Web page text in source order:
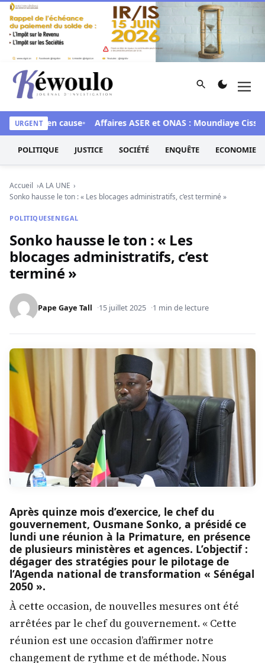
Aller au contenu
Kéwoulo, le premier site d'information et d'investigation
Rechercher
URGENT
mis en cause Affaires ASER et ONAS : Moundiaye Cissé
POLITIQUE JUSTICE SOCIÉTÉ ENQUÊTE ECONOMIE
Accueil
A LA UNE
Sonko hausse le ton : « Les blocages administratifs, c’est terminé »
POLITIQUESENEGAL
Sonko hausse le ton : « Les
blocages administratifs, c’est
terminé »
Pape Gaye Tall 15 juillet 2025 1 min de lecture
Après quinze mois d’exercice, le chef du
gouvernement, Ousmane Sonko, a présidé ce
lundi une réunion à la Primature, en présence
de plusieurs ministères et agences. L’objectif :
dégager des stratégies pour le pilotage de
l’Agenda national de transformation « Sénégal
2050 ».
À cette occasion, de nouvelles mesures ont été
arrêtées par le chef du gouvernement. « Cette
réunion est une occasion d’affirmer notre
changement de rythme et de méthode. Nous